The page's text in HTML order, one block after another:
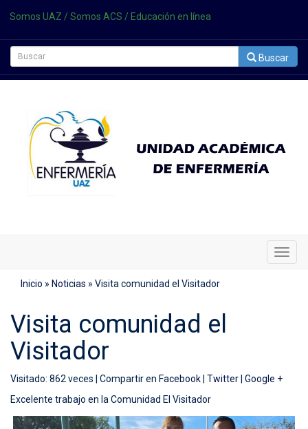
Somos UAZ / Somos ACS / Educación en línea
Buscar
Inicio » Noticias » Visita comunidad el Visitador
Visita comunidad el
Visitador
Visitado: 862 veces | Compartir en Facebook Twitter Google +
Excelente trabajo en la Comunidad El Visitador